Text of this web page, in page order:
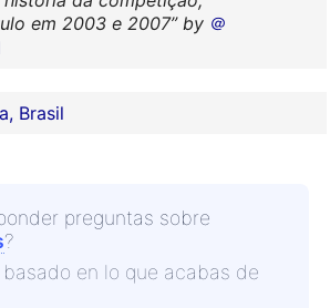
em 2003 e 2007 by ＠
Brasil
preguntas sobre
?
en lo que acabas de